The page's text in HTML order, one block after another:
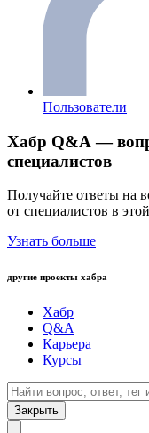
Пользователи
Хабр Q&A —
специалистов
Получайте ответы на
от специалистов в
Узнать больше
другие проекты хабра
Хабр
Q&A
Карьера
Курсы
Закрыть